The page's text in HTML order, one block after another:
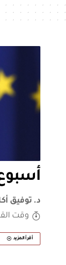
د. توفيق
وقت القراءة:
أقرأ المزيد